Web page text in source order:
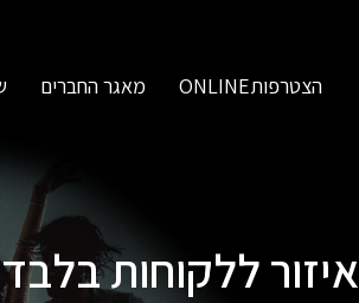
הצטרפותONLINE מאגר החברים
איזור ללקוחות בלבד